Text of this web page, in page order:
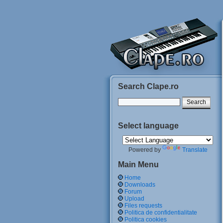
Search Clape.ro
Select language
Powered by Translate
Main Menu
Home
Downloads
Forum
Upload
Files requests
Politica de confidentialitate
Politica cookies